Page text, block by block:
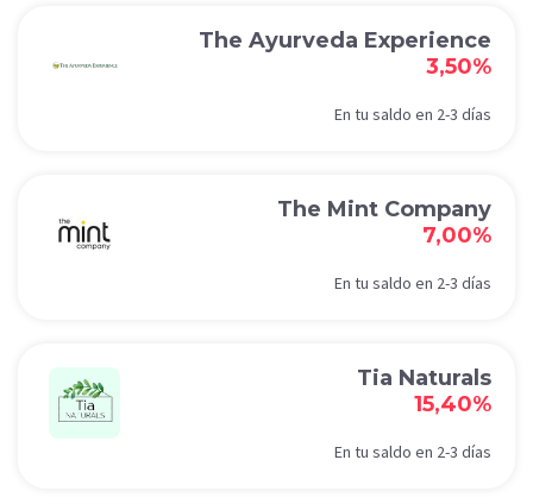
The Ayurveda Experience
3,50%
En tu saldo en 2-3 días
The Mint Company
7,00%
En tu saldo en 2-3 días
Tia Naturals
15,40%
En tu saldo en 2-3 días